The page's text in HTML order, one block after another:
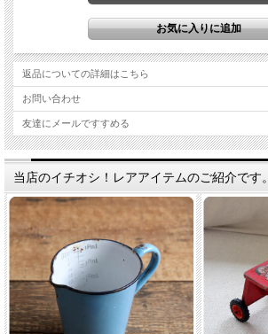
返品についての詳細はこちら
お問い合わせ
友達にメールですすめる
当店のイチオシ！レアアイテムのご紹介です。